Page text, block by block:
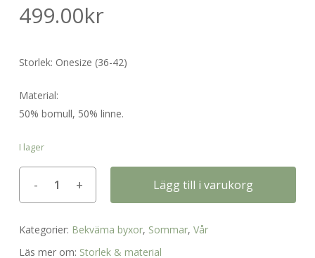
499.00kr
Storlek: Onesize (36-42)
Material:
50% bomull, 50% linne.
I lager
Lägg till i varukorg
Kategorier: Bekväma byxor, Sommar, Vår
Läs mer om: Storlek & material